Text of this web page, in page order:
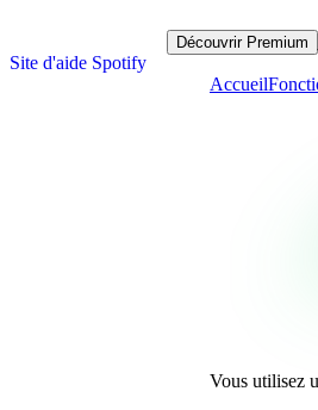
Site d'aide Spotify
Découvrir Premium
Accueil
Vous utilisez